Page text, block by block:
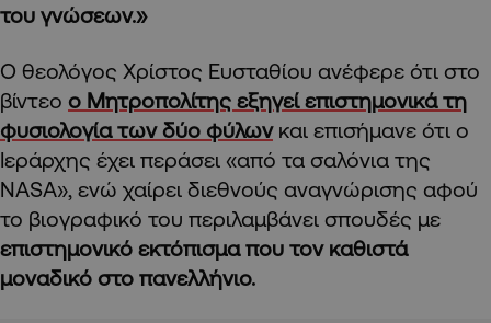
του γνώσεων.»
Ο θεολόγος Χρίστος Ευσταθίου ανέφερε ότι στο
βίντεο ο Μητροπολίτης εξηγεί επιστημονικά τη
φυσιολογία των δύο φύλωνκαι επισήμανε ότι ο
Ιεράρχης έχει περάσει «από τα σαλόνια της
ΝASA», ενώ χαίρει διεθνούς αναγνώρισης αφού
το βιογραφικό του περιλαμβάνει σπουδές με
επιστημονικό εκτόπισμα που τον καθιστά
μοναδικό στο πανελλήνιο.